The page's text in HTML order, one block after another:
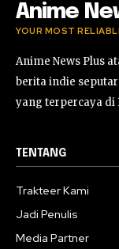
Anime
YOUR MOST
Anime News Plus
berita indie
yang terpercaya di
TENTANG
Trakteer Kami
Jadi Penulis
Media Partner